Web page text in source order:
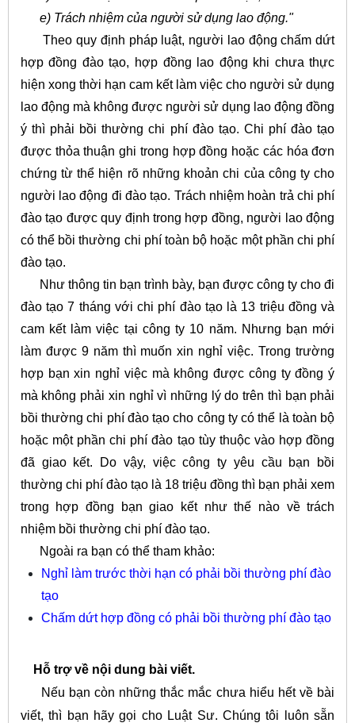
e) Trách nhiệm của người sử dụng lao động."
Theo quy định pháp luật, người lao động chấm dứt
hợp đồng đào tạo, hợp đồng lao động khi chưa thực
hiện xong thời hạn cam kết làm việc cho người sử dụng
lao động mà không được người sử dụng lao động đồng
ý thì phải bồi thường chi phí đào tạo. Chi phí đào tạo
được thỏa thuận ghi trong hợp đồng hoặc các hóa đơn
chứng từ thể hiện rõ những khoản chi của công ty cho
người lao động đi đào tạo. Trách nhiệm hoàn trả chi phí
đào tạo được quy định trong hợp đồng, người lao động
có thể bồi thường chi phí toàn bộ hoặc một phần chi phí
đào tạo.
Như thông tin bạn trình bày, bạn được công ty cho đi
đào tạo 7 tháng với chi phí đào tạo là 13 triệu đồng và
cam kết làm việc tại công ty 10 năm. Nhưng bạn mới
làm được 9 năm thì muốn xin nghỉ việc. Trong trường
hợp bạn xin nghỉ việc mà không được công ty đồng ý
mà không phải xin nghỉ vì những lý do trên thì bạn phải
bồi thường chi phí đào tạo cho công ty có thể là toàn bộ
hoặc một phần chi phí đào tạo tùy thuộc vào hợp đồng
đã giao kết. Do vậy, việc công ty yêu cầu bạn bồi
thường chi phí đào tạo là 18 triệu đồng thì bạn phải xem
trong hợp đồng bạn giao kết như thế nào về trách
nhiệm bồi thường chi phí đào tạo.
Ngoài ra bạn có thể tham khảo:
Nghỉ làm trước thời hạn có phải bồi thường phí đào
tạo
Chấm dứt hợp đồng có phải bồi thường phí đào tạo
Hỗ trợ về nội dung bài viết.
Nếu bạn còn những thắc mắc chưa hiểu hết về bài
viết, thì bạn hãy gọi cho Luật Sư. Chúng tôi luôn sẵn